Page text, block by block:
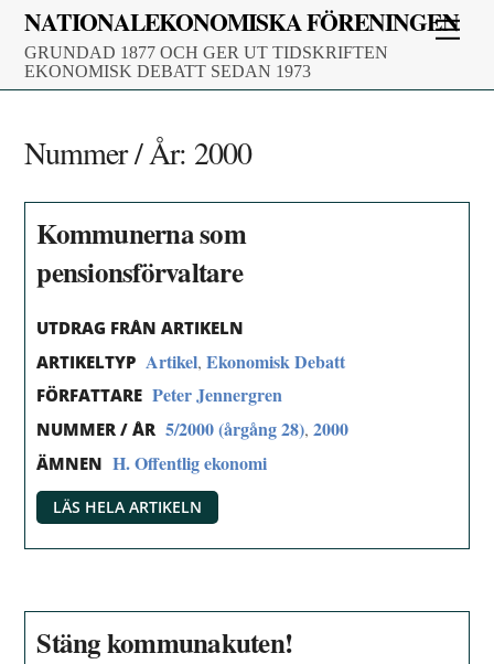
Skip
content
NATIONALEKONOMISKA FÖRENINGEN
GRUNDAD 1877 OCH GER UT TIDSKRIFTEN
EKONOMISK DEBATT SEDAN 1973
Nummer / År: 2000
Kommunerna som
pensionsförvaltare
UTDRAG FRÅN ARTIKELN
ARTIKELTYP Artikel,Ekonomisk Debatt
FÖRFATTARE Peter Jennergren
NUMMER / ÅR 5/2000 (årgång 28),2000
ÄMNEN H. Offentlig ekonomi
LÄS HELA ARTIKELN
Stäng kommunakuten!